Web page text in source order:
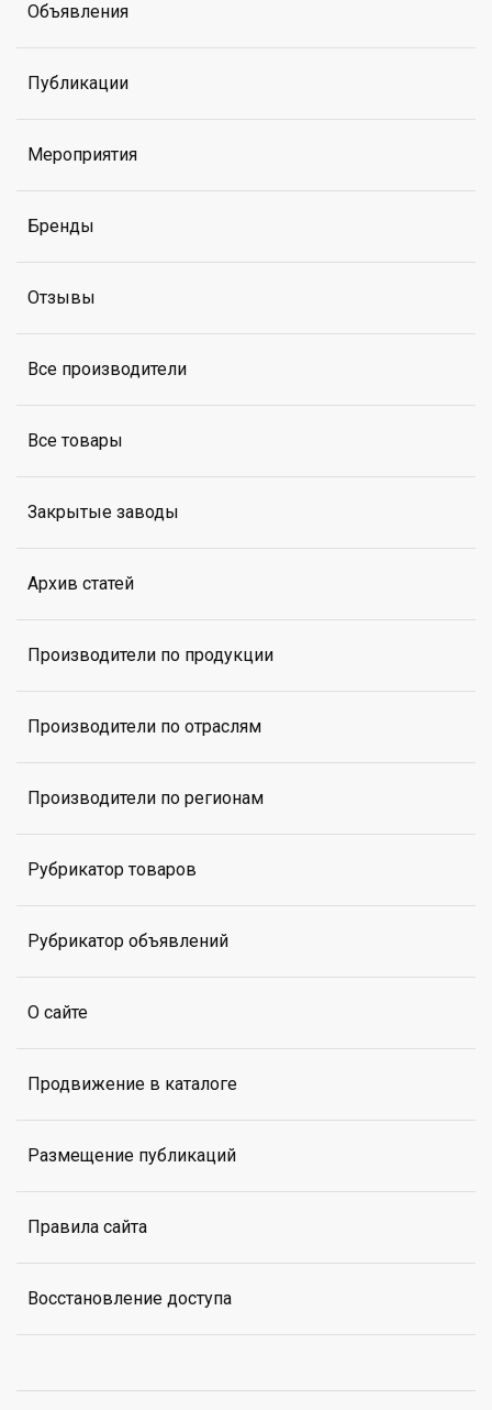
Объявления
Публикации
Мероприятия
Бренды
Отзывы
Все производители
Все товары
Закрытые заводы
Архив статей
Производители по продукции
Производители по отраслям
Производители по регионам
Рубрикатор товаров
Рубрикатор объявлений
О сайте
Продвижение в каталоге
Размещение публикаций
Правила сайта
Восстановление доступа